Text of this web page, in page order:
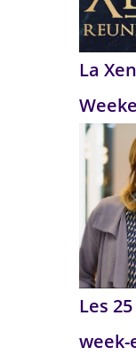
La
Les
week-